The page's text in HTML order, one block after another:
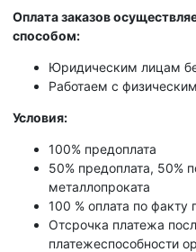
Оплата заказов
способом:
Юридическим лицам
Работаем с
Условия:
100% предоплата
50% предоплата, 50%
металлопроката
100 % оплата по факту
Отсрочка платежа
платежеспособности